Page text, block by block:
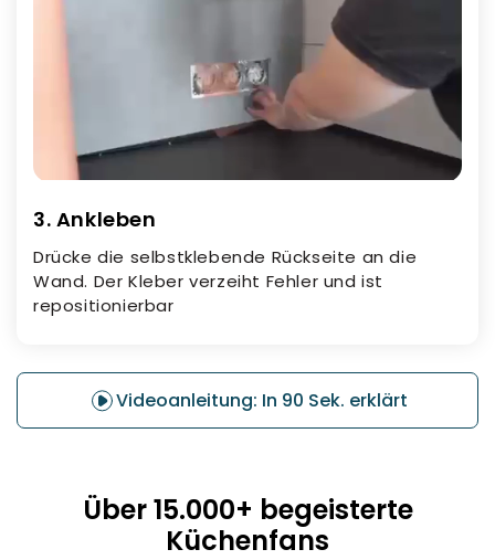
3. Ankleben
Drücke die selbstklebende Rückseite an die
Wand. Der Kleber verzeiht Fehler und ist
repositionierbar
Videoanleitung: In 90 Sek. erklärt
Über 15.000+ begeisterte
Küchenfans